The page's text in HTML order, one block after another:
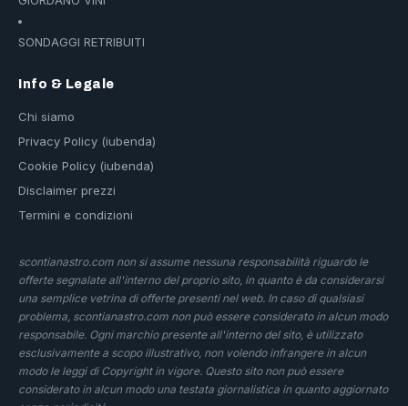
SONDAGGI RETRIBUITI
Info & Legale
Chi siamo
Privacy Policy (iubenda)
Cookie Policy (iubenda)
Disclaimer prezzi
Termini e condizioni
scontianastro.com non si assume nessuna responsabilità riguardo le
offerte segnalate all'interno del proprio sito, in quanto è da considerarsi
una semplice vetrina di offerte presenti nel web. In caso di qualsiasi
problema, scontianastro.com non può essere considerato in alcun modo
responsabile. Ogni marchio presente all'interno del sito, è utilizzato
esclusivamente a scopo illustrativo, non volendo infrangere in alcun
modo le leggi di Copyright in vigore. Questo sito non può essere
considerato in alcun modo una testata giornalistica in quanto aggiornato